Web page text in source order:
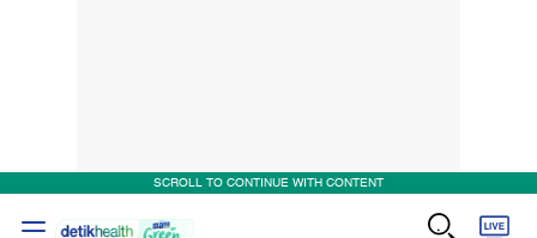
SCROLL TO CONTINUE WITH CONTENT